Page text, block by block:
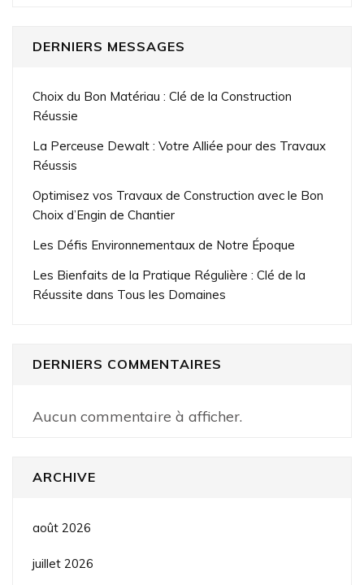
DERNIERS MESSAGES
Choix du Bon Matériau : Clé de la Construction
Réussie
La Perceuse Dewalt : Votre Alliée pour des Travaux
Réussis
Optimisez vos Travaux de Construction avec le Bon
Choix d’Engin de Chantier
Les Défis Environnementaux de Notre Époque
Les Bienfaits de la Pratique Régulière : Clé de la
Réussite dans Tous les Domaines
DERNIERS COMMENTAIRES
Aucun commentaire à afficher.
ARCHIVE
août 2026
juillet 2026